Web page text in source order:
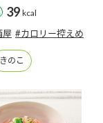
39 kcal
屋 #カロリー控えめ
きのこ